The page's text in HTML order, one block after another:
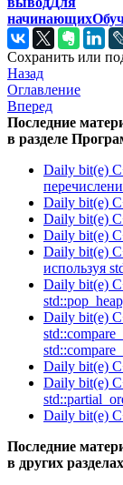
начинающих
Сохранить или
Назад
Оглавление
Вперед
Последние
в разделе
Daily bit(e)
Daily bit(e)
Daily bit(e)
Daily bit(e)
Daily bit(e)
используя
Daily bit(e)
Daily bit(e)
Daily bit(e)
Daily bit(e)
Daily bit(e)
Последние
в других разделах